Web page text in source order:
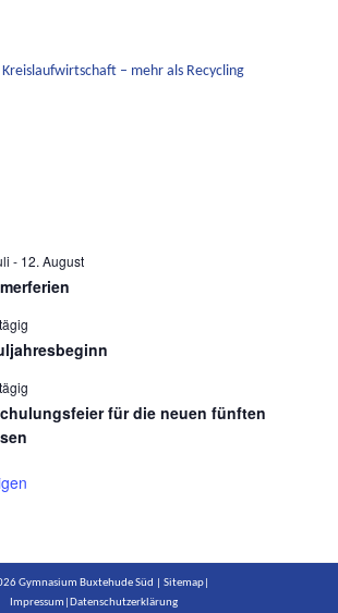
Kreislaufwirtschaft – mehr als Recycling
- 12. August
für die neuen fünften
Gymnasium Buxtehude Süd | Sitemap
Impressum
Datenschutzerklärung